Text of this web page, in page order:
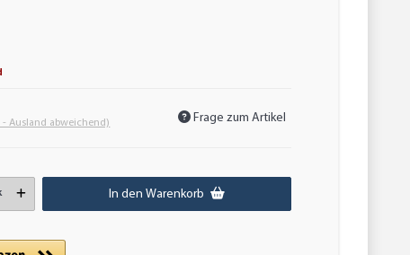
- Ausland abweichend) Frage zum Artikel
In den Warenkorb